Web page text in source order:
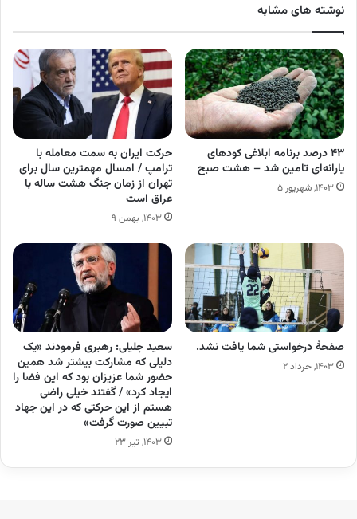
نوشته های مشابه
۴۳ درصد برنامه ابلاغی کودهای
یارانه‌ای تامین شد – هشت صبح
۱۴۰۳, شهریور ۵
حرکت ایران به سمت معامله با
ترامپ / امسال مهمترین سال برای
تهران از زمان جنگ هشت ساله با
عراق است
۱۴۰۳, بهمن ۹
صفحهٔ درخواستی شما یافت نشد.
۱۴۰۳, خرداد ۲
سعید جلیلی: رهبری فرمودند «یک
دلیلی که مشارکت بیشتر شد همین
حضور شما عزیزان بود که این فضا را
ایجاد کرد» / گفتند خیلی راضی
هستم از این حرکتی که در این جهاد
تبیین صورت گرفت»
۱۴۰۳, تیر ۲۳